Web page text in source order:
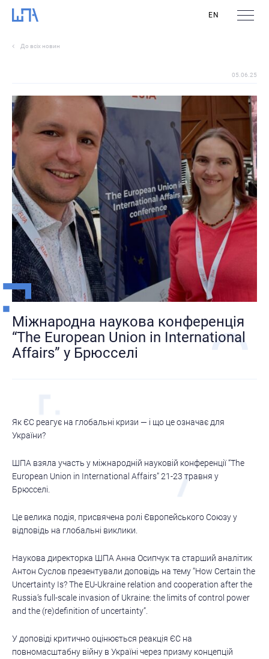
EN
До всіх новин
05.06.25
Міжнародна наукова конференція
“The European Union in International
Affairs” у Брюсселі
Як ЄС реагує на глобальні кризи — і що це означає для
України?
ШПА взяла участь у міжнародній науковій конференції “The
European Union in International Affairs” 21-23 травня у
Брюсселі.
Це велика подія, присвячена ролі Європейського Союзу у
відповідь на глобальні виклики.
Наукова директорка ШПА Анна Осипчук та старший аналітик
Антон Суслов презентували доповідь на тему “How Certain the
Uncertainty Is? The EU-Ukraine relation and cooperation after the
Russia’s full-scale invasion of Ukraine: the limits of control power
and the (re)definition of uncertainty”.
У доповіді критично оцінюється реакція ЄС на
повномасштабну війну в Україні через призму концепцій